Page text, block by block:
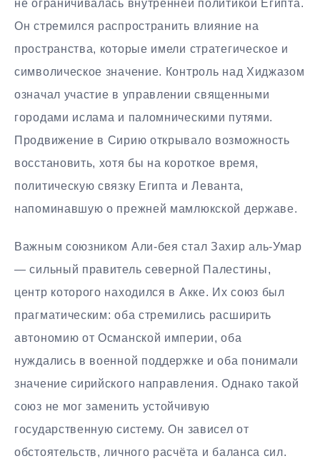
не ограничивалась внутренней политикой Египта.
Он стремился распространить влияние на
пространства, которые имели стратегическое и
символическое значение. Контроль над Хиджазом
означал участие в управлении священными
городами ислама и паломническими путями.
Продвижение в Сирию открывало возможность
восстановить, хотя бы на короткое время,
политическую связку Египта и Леванта,
напоминавшую о прежней мамлюкской державе.
Важным союзником Али-бея стал Захир аль-Умар
— сильный правитель северной Палестины,
центр которого находился в Акке. Их союз был
прагматическим: оба стремились расширить
автономию от Османской империи, оба
нуждались в военной поддержке и оба понимали
значение сирийского направления. Однако такой
союз не мог заменить устойчивую
государственную систему. Он зависел от
обстоятельств, личного расчёта и баланса сил.